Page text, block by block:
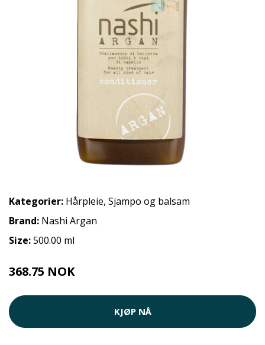
Kategorier: Hårpleie, Sjampo og balsam
Brand: Nashi Argan
Size:500.00 ml
368.75 NOK
KJØP NÅ